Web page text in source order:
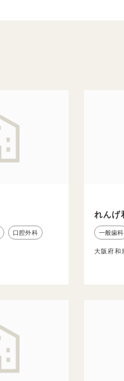
口腔外科
れんげ
一般歯科
大阪府和